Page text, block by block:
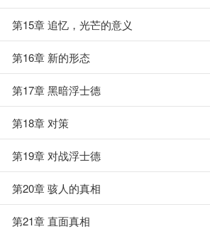
第15章 追忆，光芒的意义
第16章 新的形态
第17章 黑暗浮士德
第18章 对策
第19章 对战浮士德
第20章 骇人的真相
第21章 直面真相